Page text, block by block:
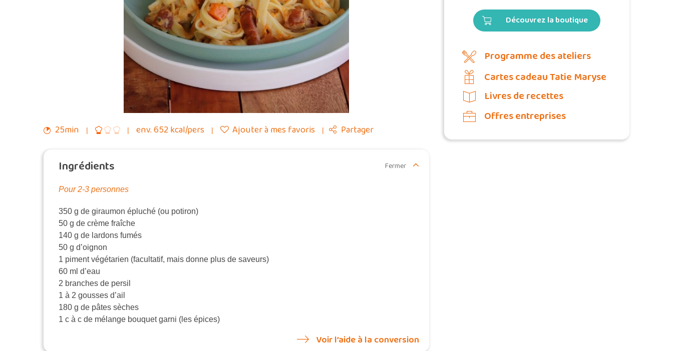
25min env. 652 kcal/pers Ajouter à mes favoris Partager
Ingrédients Fermer
Pour 2-3 personnes
350 g de giraumon épluché (ou potiron)
50 g de crème fraîche
140 g de lardons fumés
50 g d’oignon
1 piment végétarien (facultatif, mais donne plus de saveurs)
60 ml d’eau
2 branches de persil
1 à 2 gousses d’ail
180 g de pâtes sèches
1 c à c de mélange bouquet garni (les épices)
Voir l’aide à la conversion
Découvrez la boutique
Programme des ateliers
Cartes cadeau Tatie Maryse
Livres de recettes
Offres entreprises